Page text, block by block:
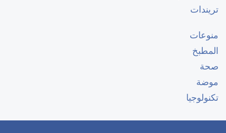
تريندات
منوعات
المطبخ
صحة
موضة
تكنولوجيا